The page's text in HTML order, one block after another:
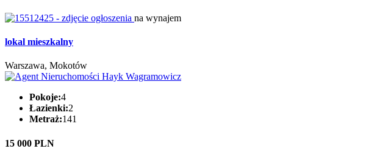
na wynajem
lokal mieszkalny
Warszawa, Mokotów
Pokoje:4
Łazienki:2
Metraż:141
15 000 PLN